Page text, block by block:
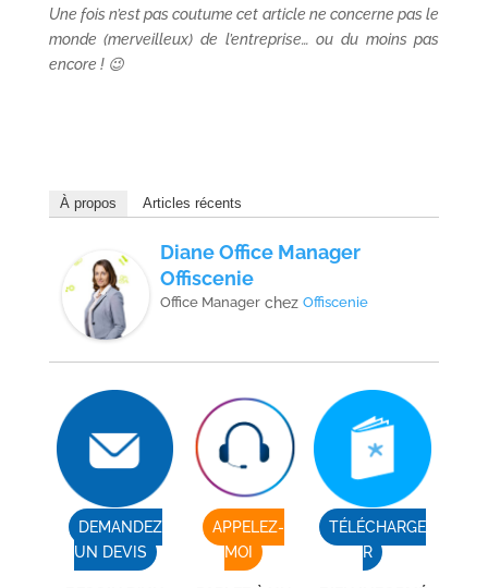
Une fois n’est pas coutume cet article ne concerne pas le
monde (merveilleux) de l’entreprise… ou du moins pas
encore ! 😉
À propos Articles récents
Diane Office Manager
Offiscenie
Office Managerchez Offiscenie
DEMANDEZ
UN DEVIS
APPELEZ-
MOI
TÉLÉCHARGE
R